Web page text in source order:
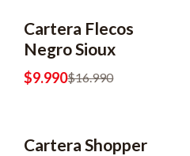
-41% OFF
Cartera Flecos
Negro Sioux
$9.990$16.990
Cartera Shopper